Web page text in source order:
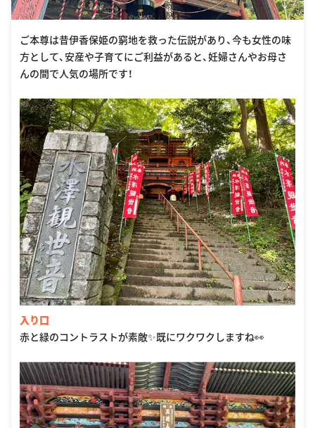
ご本尊は昔伊香保姫の窮地を救った伝説があり、今も女性の味
方として、安産や子育てにご利益があると、妊婦さんやお母さ
んの間で人気の場所です！
入り口
赤と緑のコントラストが素敵✨既にワクワクしますね👀